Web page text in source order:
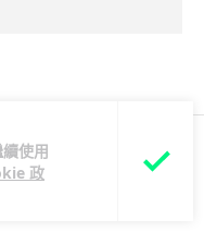
使用
政